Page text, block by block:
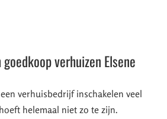
verhuizen Elsene
verhuisbedrijf inschakelen veel
helemaal niet zo te zijn.